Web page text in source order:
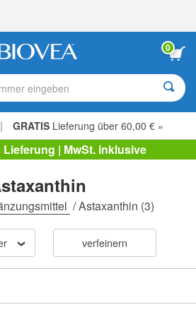
0
eingeben
| GRATISLieferung über 60,00 € »
| MwSt. inklusive
/Astaxanthin (3)
verfeinern